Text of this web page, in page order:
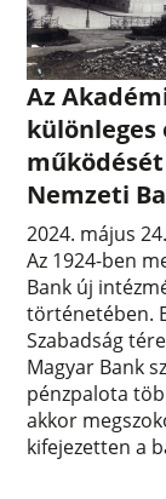
Az
különleges
működését
Nemzeti
2024. május
Az 1924-ben
Bank új
történetében.
Szabadság
Magyar Bank
pénzpalota
akkor
kifejezetten a